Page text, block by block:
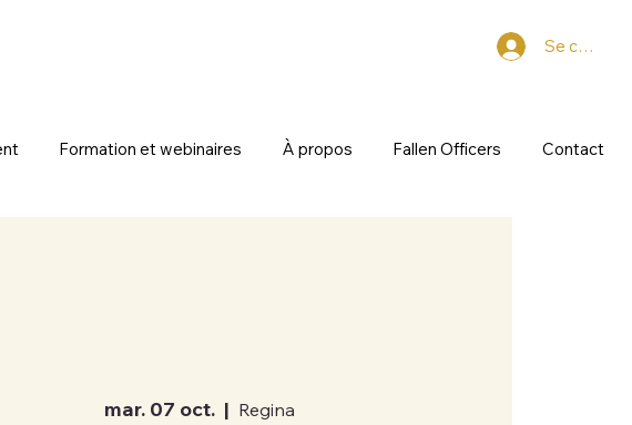
Se
Formation et webinaires À propos Fallen Officers Contact
mar. 07 oct.
  |
Regina